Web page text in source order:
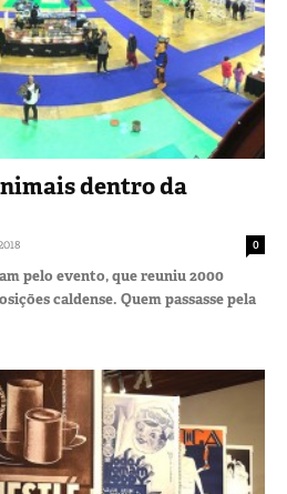
dentro da
0
pelo evento, que reuniu 2000
caldense. Quem passasse pela